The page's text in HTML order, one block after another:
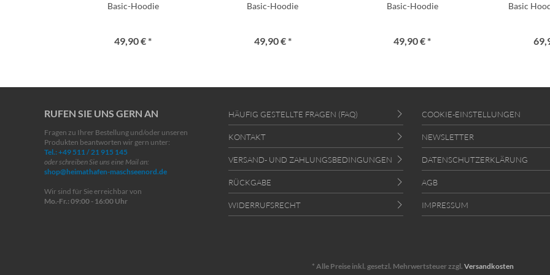
Basic-Hoodie
49,90 € *
Basic-Hoodie
49,90 € *
Basic-Hoodie
49,90 € *
Basic
RUFEN SIE UNS GERN AN
Fragen zu Ihrer Bestellung und/oder unseren
Produkten beantworten wir gern unter:
Tel.: +49 511 / 21 915 145
oder schreiben Sie uns eine Mail an:
shop@heimathafen-maschseenord.de
Wir sind für Sie erreichbar von
Mo.-Fr.: 09:00 - 16:00 Uhr
HÄUFIG GESTELLTE FRAGEN (FAQ)
KONTAKT
VERSAND- UND ZAHLUNGSBEDINGUNGEN
RÜCKGABE
WIDERRUFSRECHT
COOKIE-EINSTELLUNGEN
NEWSLETTER
DATENSCHUTZERKLÄRUNG
AGB
IMPRESSUM
* Alle Preise inkl. gesetzl. Mehrwertsteuer zzgl. Versandkosten